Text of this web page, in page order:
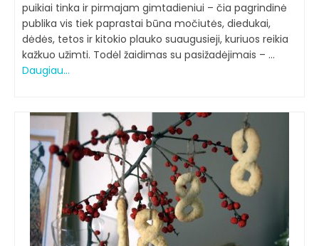
puikiai tinka ir pirmajam gimtadieniui – čia pagrindinė
publika vis tiek paprastai būna močiutės, diedukai,
dėdės, tetos ir kitokio plauko suaugusieji, kuriuos reikia
kažkuo užimti. Todėl žaidimas su pasižadėjimais – …
Daugiau…